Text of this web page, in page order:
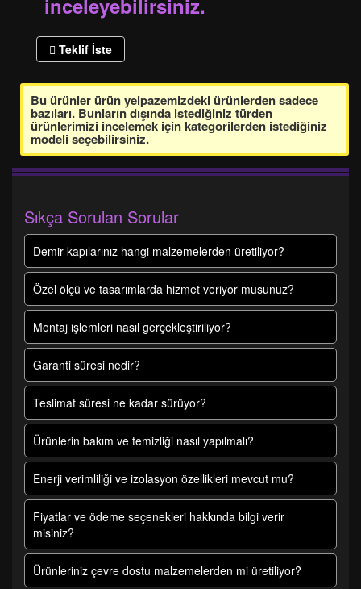
inceleyebilirsiniz.
Teklif İste
Bu ürünler ürün yelpazemizdeki ürünlerden sadece
bazıları. Bunların dışında istediğiniz türden
ürünlerimizi incelemek için kategorilerden istediğiniz
modeli seçebilirsiniz.
Sıkça Sorulan Sorular
Demir kapılarınız hangi malzemelerden üretiliyor?
Özel ölçü ve tasarımlarda hizmet veriyor musunuz?
Montaj işlemleri nasıl gerçekleştiriliyor?
Garanti süresi nedir?
Teslimat süresi ne kadar sürüyor?
Ürünlerin bakım ve temizliği nasıl yapılmalı?
Enerji verimliliği ve izolasyon özellikleri mevcut mu?
Fiyatlar ve ödeme seçenekleri hakkında bilgi verir
misiniz?
Ürünleriniz çevre dostu malzemelerden mi üretiliyor?